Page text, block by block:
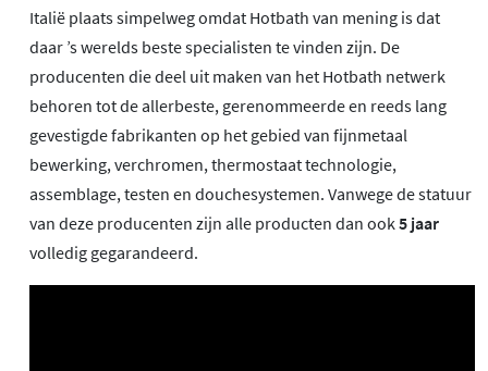
Italië plaats simpelweg omdat Hotbath van mening is dat
daar ’s werelds beste specialisten te vinden zijn. De
producenten die deel uit maken van het Hotbath netwerk
behoren tot de allerbeste, gerenommeerde en reeds lang
gevestigde fabrikanten op het gebied van fijnmetaal
bewerking, verchromen, thermostaat technologie,
assemblage, testen en douchesystemen. Vanwege de statuur
van deze producenten zijn alle producten dan ook5 jaar
volledig gegarandeerd.